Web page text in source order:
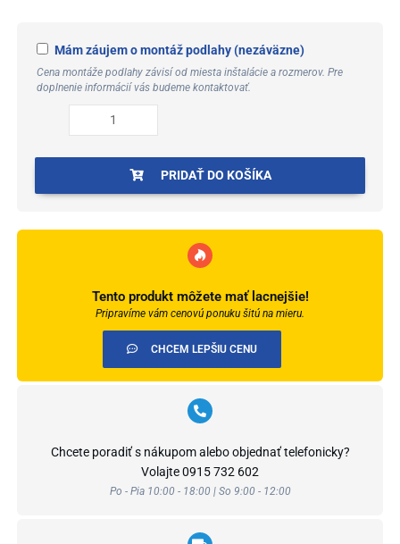
Cena montáže podlahy závisí od miesta inštalácie a rozmerov. Pre
doplnenie informácií vás budeme kontaktovať.
Mám záujem o montáž podlahy (nezáväzne)
textura
acoustic
dub
PRIDAŤ DO KOŠÍKA
Tento produkt môžete mať lacnejšie!
Pripravíme vám cenovú ponuku šitú na mieru.
CHCEM LEPŠIU CENU
Chcete poradiť s nákupom alebo objednať telefonicky?
Volajte0915 732 602
Po - Pia 10:00 - 18:00 | So 9:00 - 12:00